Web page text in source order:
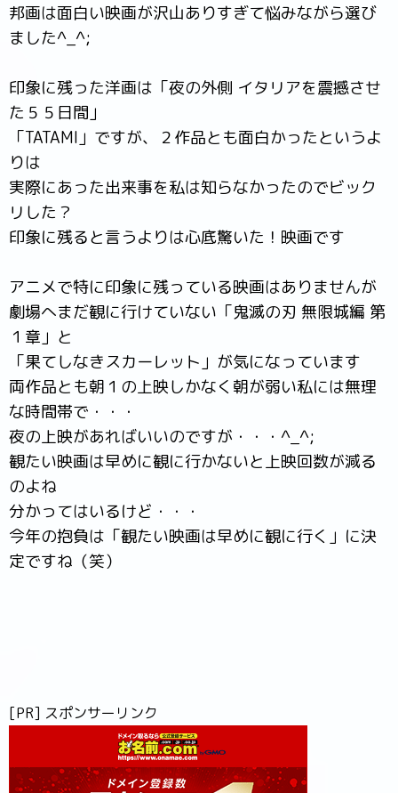
邦画は面白い映画が沢山ありすぎて悩みながら選び
ました^_^;
印象に残った洋画は「夜の外側 イタリアを震撼させ
た５５日間」
「TATAMI」ですが、２作品とも面白かったというよ
りは
実際にあった出来事を私は知らなかったのでビック
リした？
印象に残ると言うよりは心底驚いた！映画です
アニメで特に印象に残っている映画はありませんが
劇場へまだ観に行けていない「鬼滅の刃 無限城編 第
１章」と
「果てしなきスカーレット」が気になっています
両作品とも朝１の上映しかなく朝が弱い私には無理
な時間帯で・・・
夜の上映があればいいのですが・・・^_^;
観たい映画は早めに観に行かないと上映回数が減る
のよね
分かってはいるけど・・・
今年の抱負は「観たい映画は早めに観に行く」に決
定ですね（笑）
[PR] スポンサーリンク